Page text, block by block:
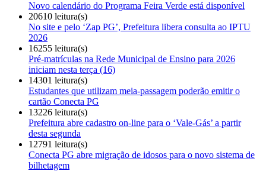
Novo calendário do Programa Feira Verde está disponível
20610 leitura(s)
No site e pelo ‘Zap PG’, Prefeitura libera consulta ao IPTU
2026
16255 leitura(s)
Pré-matrículas na Rede Municipal de Ensino para 2026
iniciam nesta terça (16)
14301 leitura(s)
Estudantes que utilizam meia-passagem poderão emitir o
cartão Conecta PG
13226 leitura(s)
Prefeitura abre cadastro on-line para o ‘Vale-Gás’ a partir
desta segunda
12791 leitura(s)
Conecta PG abre migração de idosos para o novo sistema de
bilhetagem